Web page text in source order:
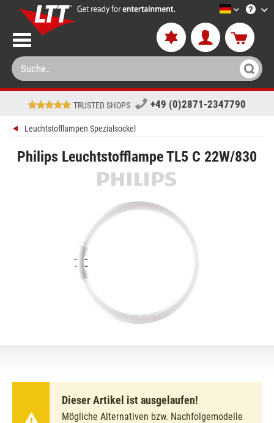
LTT-
TRUSTED SHOPS +49 (0)2871-2347790
Leuchtstofflampen Spezialsockel
Philips Leuchtstofflampe TL5 C 22W/830
Dieser Artikel ist ausgelaufen!
Mögliche Alternativen bzw. Nachfolgemodelle